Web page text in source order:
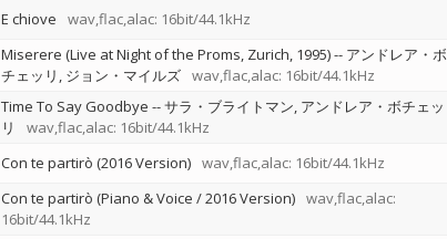
E chiove wav,flac,alac: 16bit/44.1kHz
Miserere (Live at Night of the Proms, Zurich, 1995)-- アンドレア・ボ
チェッリ ジョン・マイルズ wav,flac,alac: 16bit/44.1kHz
Time To Say Goodbye --サラ・ブライトマン アンドレア・ボチェッ
リ
wav,flac,alac: 16bit/44.1kHz
Con te partirò (2016 Version) wav,flac,alac: 16bit/44.1kHz
Con te partirò (Piano & Voice / 2016 Version) wav,flac,alac:
16bit/44.1kHz